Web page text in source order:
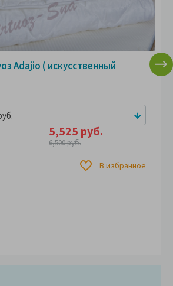
Adajio ( искусственный
5,525 руб.
6,500 руб.
В избранное